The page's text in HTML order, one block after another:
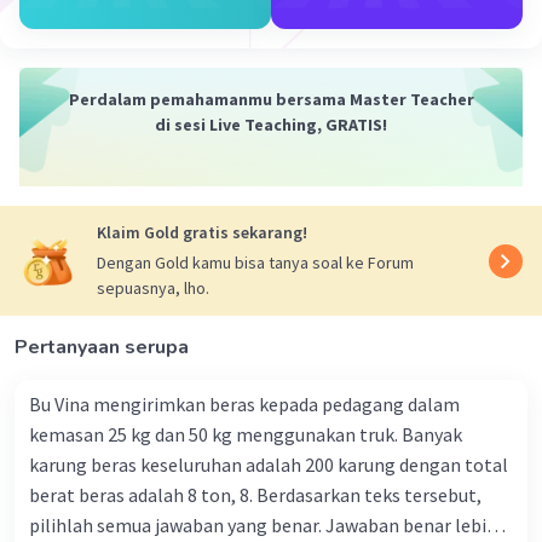
Perdalam pemahamanmu bersama Master Teacher
di sesi Live Teaching, GRATIS!
Klaim Gold gratis sekarang!
Dengan Gold kamu bisa tanya soal ke Forum
sepuasnya, lho.
Pertanyaan serupa
Bu Vina mengirimkan beras kepada pedagang dalam
kemasan 25 kg dan 50 kg menggunakan truk. Banyak
karung beras keseluruhan adalah 200 karung dengan total
berat beras adalah 8 ton, 8. Berdasarkan teks tersebut,
pilihlah semua jawaban yang benar. Jawaban benar lebih